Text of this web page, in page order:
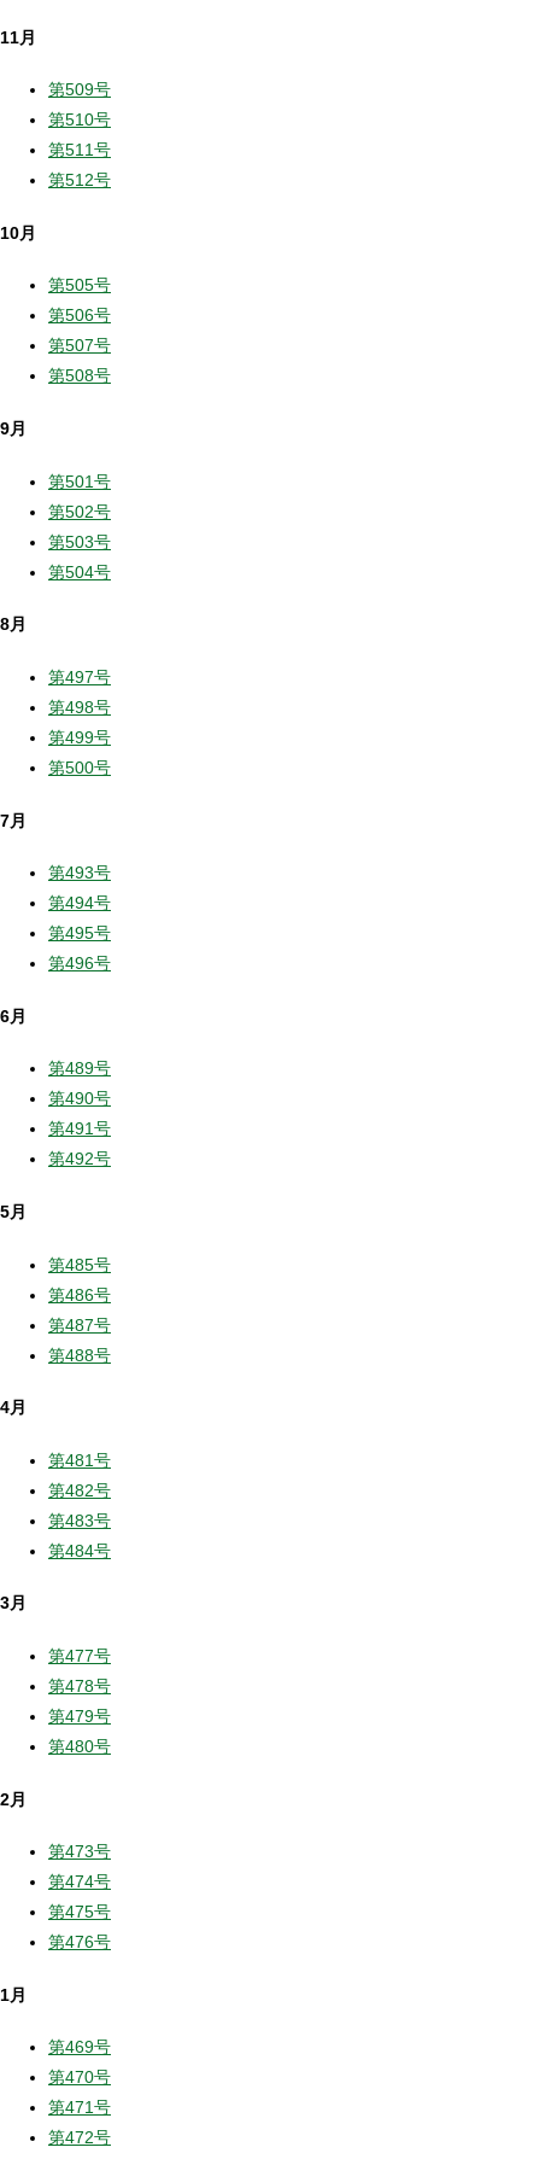
11月
第509号
第510号
第511号
第512号
10月
第505号
第506号
第507号
第508号
9月
第501号
第502号
第503号
第504号
8月
第497号
第498号
第499号
第500号
7月
第493号
第494号
第495号
第496号
6月
第489号
第490号
第491号
第492号
5月
第485号
第486号
第487号
第488号
4月
第481号
第482号
第483号
第484号
3月
第477号
第478号
第479号
第480号
2月
第473号
第474号
第475号
第476号
1月
第469号
第470号
第471号
第472号